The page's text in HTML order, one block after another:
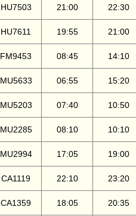
HU7503 21:00 22:30
HU7611 19:55 21:00
FM9453 08:45 14:10
MU5633 06:55 15:20
MU5203 07:40 10:50
MU2285 08:10 10:10
MU2994 17:05 19:00
CA1119 22:10 23:20
CA1359 18:05 20:35